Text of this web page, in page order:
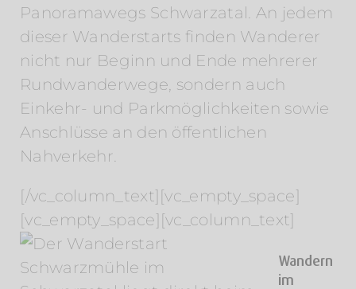
Panoramawegs Schwarzatal. An jedem
dieser Wanderstarts finden Wanderer
nicht nur Beginn und Ende mehrerer
Rundwanderwege, sondern auch
Einkehr- und Parkmöglichkeiten sowie
Anschlüsse an den öffentlichen
Nahverkehr.
[/vc_column_text][vc_empty_space]
[vc_empty_space][vc_column_text]
Wandern
im